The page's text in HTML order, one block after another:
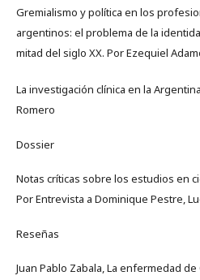
Gremialismo y política en los
argentinos: el problema de la
mitad del siglo XX. Por Ezequiel
La investigación clínica en la
Romero
Dossier
Notas críticas sobre los estudios en
Por Entrevista a Dominique Pestre,
Reseñas
Juan Pablo Zabala, La enfermedad